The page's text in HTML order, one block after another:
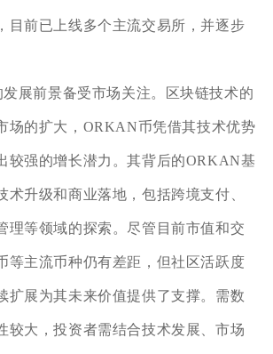
目前已上线多个主流交易所，并逐步
展前景备受市场关注。区块链技术的
场的扩大，ORKAN币凭借其技术优势
较强的增长潜力。其背后的ORKAN基
术升级和商业落地，包括跨境支付、
理等领域的探索。尽管目前市值和交
等主流币种仍有差距，但社区活跃度
扩展为其未来价值提供了支撑。需数
较大，投资者需结合技术发展、市场